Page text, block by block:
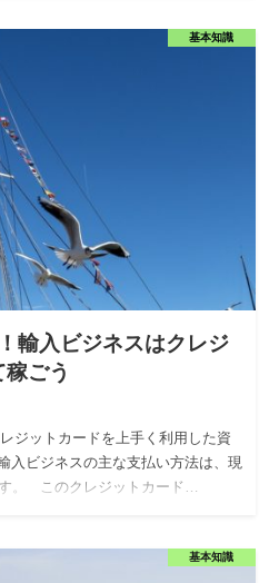
基本知識
輸入ビジネスはクレジ
ごう
ジットカードを上手く利用した資
ビジネスの主な支払い方法は、現
。 このクレジットカード…
基本知識